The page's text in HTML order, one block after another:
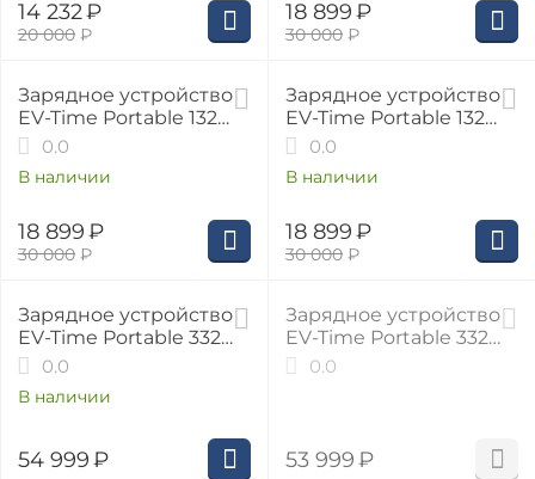
20 000 ₽
14 232₽
30 000 ₽
18 899₽
Зарядное устройство
EV-Time Portable 132
Type 1, 1 фаза, 32А, 7.4
0.0
В наличии
30 000 ₽
18 899₽
Зарядное устройство
EV-Time Portable 132
Type 2, 1 фаза, 32А, 7.4
0.0
В наличии
30 000 ₽
18 899₽
Зарядное устройство
EV-Time Portable 332
GB/T, 3 фазы, 32А, 22
0.0
В наличии
54 999₽
Зарядное устройство
EV-Time Portable 332
Type 2, 3 фазы, 32А, 22
0.0
53 999₽